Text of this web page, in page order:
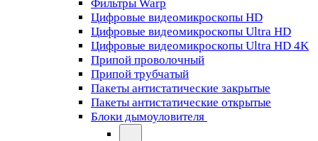
Фильтры Warp
Цифровые видеомикроскопы HD
Цифровые видеомикроскопы Ultra HD
Цифровые видеомикроскопы Ultra HD 4K
Припой проволочный
Припой трубчатый
Пакеты антистатические закрытые
Пакеты антистатические открытые
Блоки дымоуловителя